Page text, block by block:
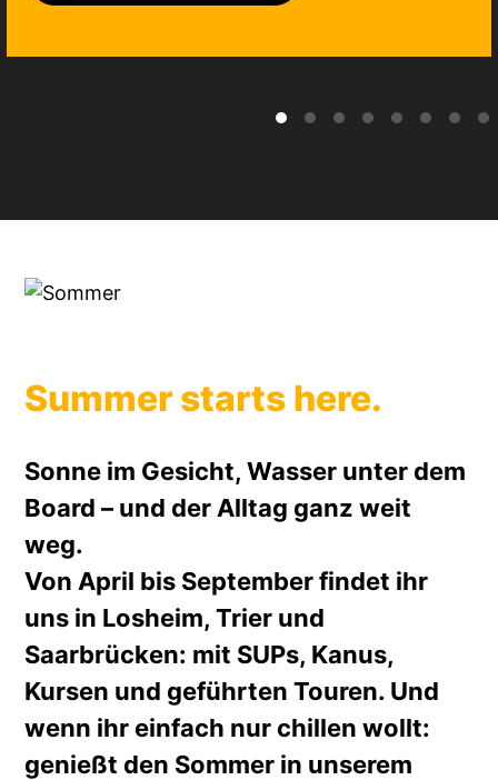
Summer starts here.
Sonne im Gesicht, Wasser unter dem
Board – und der Alltag ganz weit
weg.
Von April bis September findet ihr
uns in Losheim, Trier und
Saarbrücken: mit SUPs, Kanus,
Kursen und geführten Touren. Und
wenn ihr einfach nur chillen wollt:
genießt den Sommer in unserem